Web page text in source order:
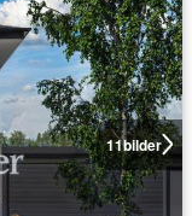
11bilder